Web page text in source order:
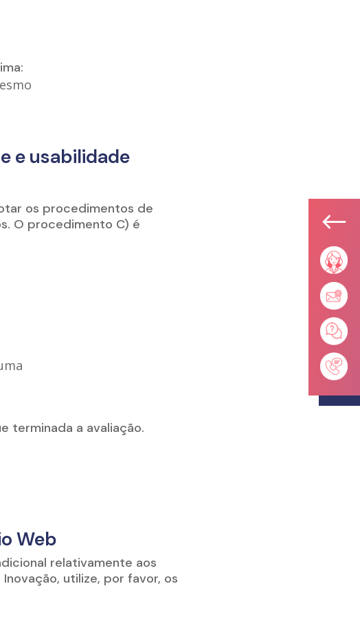
e usabilidade
os procedimentos de
O procedimento C) é
terminada a avaliação.
Web
relativamente aos
utilize, por favor, os
#